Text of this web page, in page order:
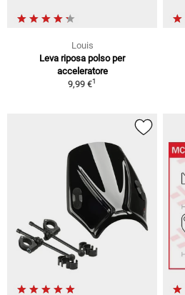
Louis
Leva riposa polso per
acceleratore
9,99 €1